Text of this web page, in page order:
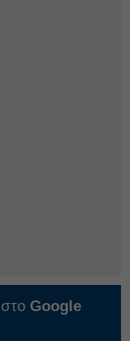
στο Google